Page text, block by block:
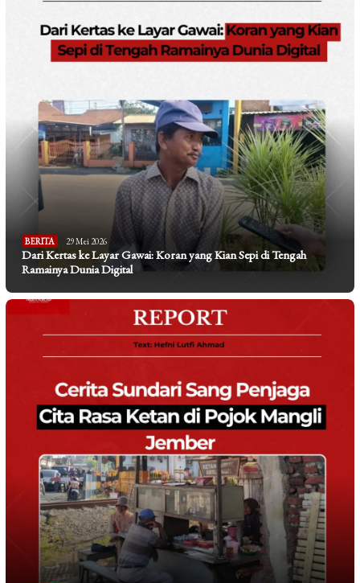
BERITA 29 Mei 2026
Dari Kertas ke Layar Gawai: Koran yang Kian Sepi di Tengah
Ramainya Dunia Digital